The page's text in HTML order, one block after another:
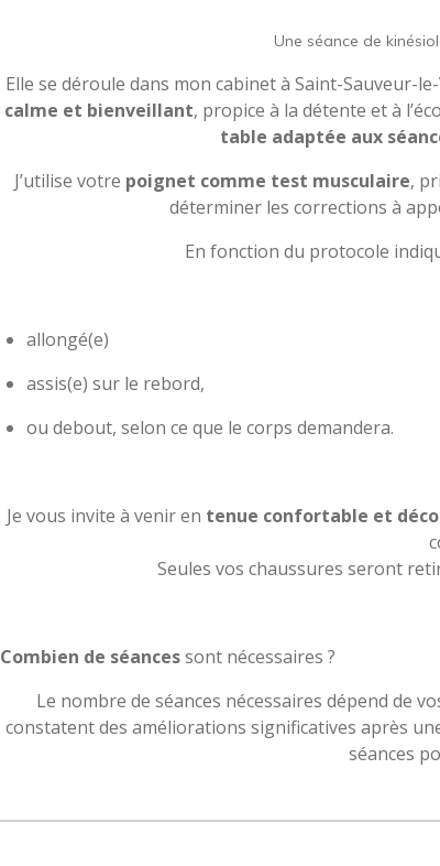
Une séance de
Elle se déroule dans mon cabinet à Saint-Sauveur-
calme et bienveillant, propice à la détente et à
table adaptée aux
J’utilise votre poignet comme test musculaire,
déterminer les corrections à
En fonction du protocole
allongé(e)
assis(e) sur le rebord,
ou debout, selon ce que le corps demandera.
Je vous invite à venir en tenue confortable et
Seules vos chaussures seront
Combien de séancessont nécessaires ?
Le nombre de séances nécessaires dépend de
constatent des améliorations significatives après
séances